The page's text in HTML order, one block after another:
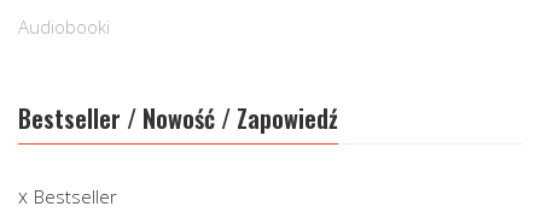
Audiobooki
Bestseller / Nowość / Zapowiedź
Bestseller